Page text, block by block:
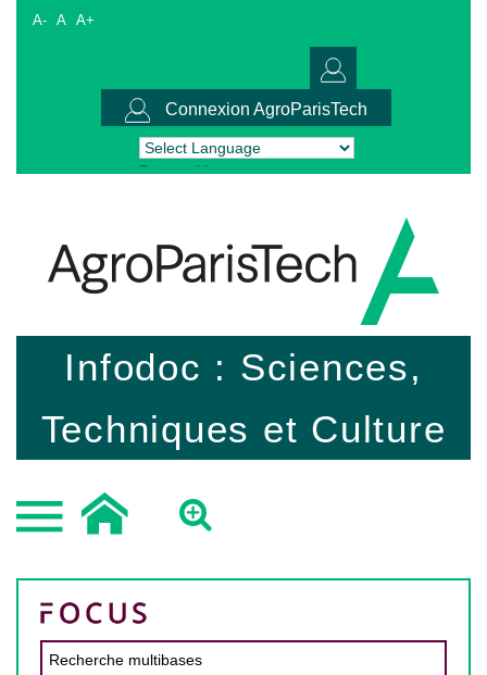
A- A A+
Connexion AgroParisTech
Powered by Translate
Infodoc : Sciences,
Techniques et Culture